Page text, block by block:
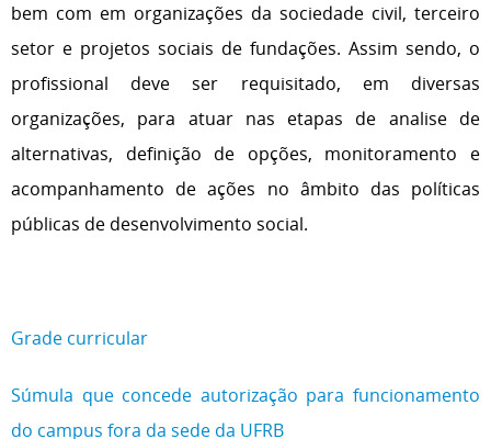
bem com em organizações da sociedade civil, terceiro
setor e projetos sociais de fundações. Assim sendo, o
profissional deve ser requisitado, em diversas
organizações, para atuar nas etapas de analise de
alternativas, definição de opções, monitoramento e
acompanhamento de ações no âmbito das políticas
públicas de desenvolvimento social.
Grade curricular
Súmula que concede autorização para funcionamento
do campus fora da sede da UFRB